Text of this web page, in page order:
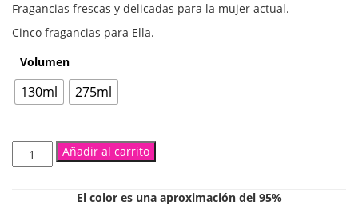
desde
Fragancias frescas y delicadas para la mujer actual.
Cinco fragancias para Ella.
Volumen
130ml 275ml
Night
Whisper
Añadir al carrito
El color es una aproximación del 95%